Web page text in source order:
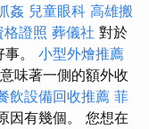
姦 兒童眼科 高雄搬
格證照 葬儀社 對於
。 小型外燴推薦
味著一側的額外收
飲設備回收推薦 菲
因有幾個。 您想在